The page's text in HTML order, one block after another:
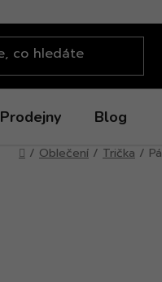
Prodejny Blog
Domů
/ Oblečení / Trička /